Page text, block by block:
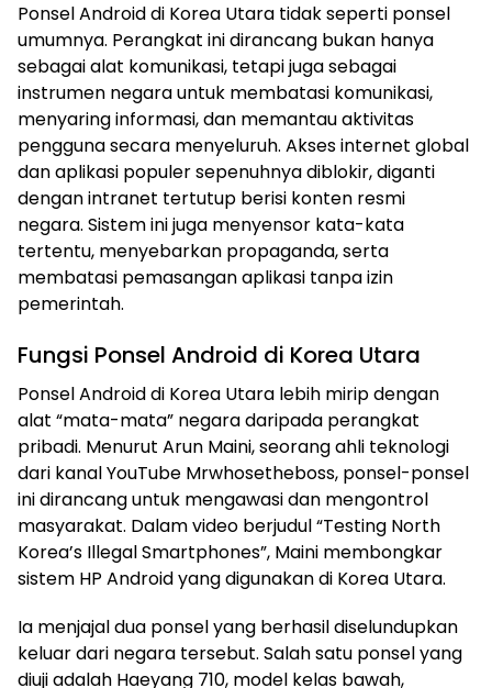
Ponsel Android di Korea Utara tidak seperti ponsel
umumnya. Perangkat ini dirancang bukan hanya
sebagai alat komunikasi, tetapi juga sebagai
instrumen negara untuk membatasi komunikasi,
menyaring informasi, dan memantau aktivitas
pengguna secara menyeluruh. Akses internet global
dan aplikasi populer sepenuhnya diblokir, diganti
dengan intranet tertutup berisi konten resmi
negara. Sistem ini juga menyensor kata-kata
tertentu, menyebarkan propaganda, serta
membatasi pemasangan aplikasi tanpa izin
pemerintah.
Fungsi Ponsel Android di Korea Utara
Ponsel Android di Korea Utara lebih mirip dengan
alat “mata-mata” negara daripada perangkat
pribadi. Menurut Arun Maini, seorang ahli teknologi
dari kanal YouTube Mrwhosetheboss, ponsel-ponsel
ini dirancang untuk mengawasi dan mengontrol
masyarakat. Dalam video berjudul “Testing North
Korea’s Illegal Smartphones”, Maini membongkar
sistem HP Android yang digunakan di Korea Utara.
Ia menjajal dua ponsel yang berhasil diselundupkan
keluar dari negara tersebut. Salah satu ponsel yang
diuji adalah Haeyang 710, model kelas bawah,